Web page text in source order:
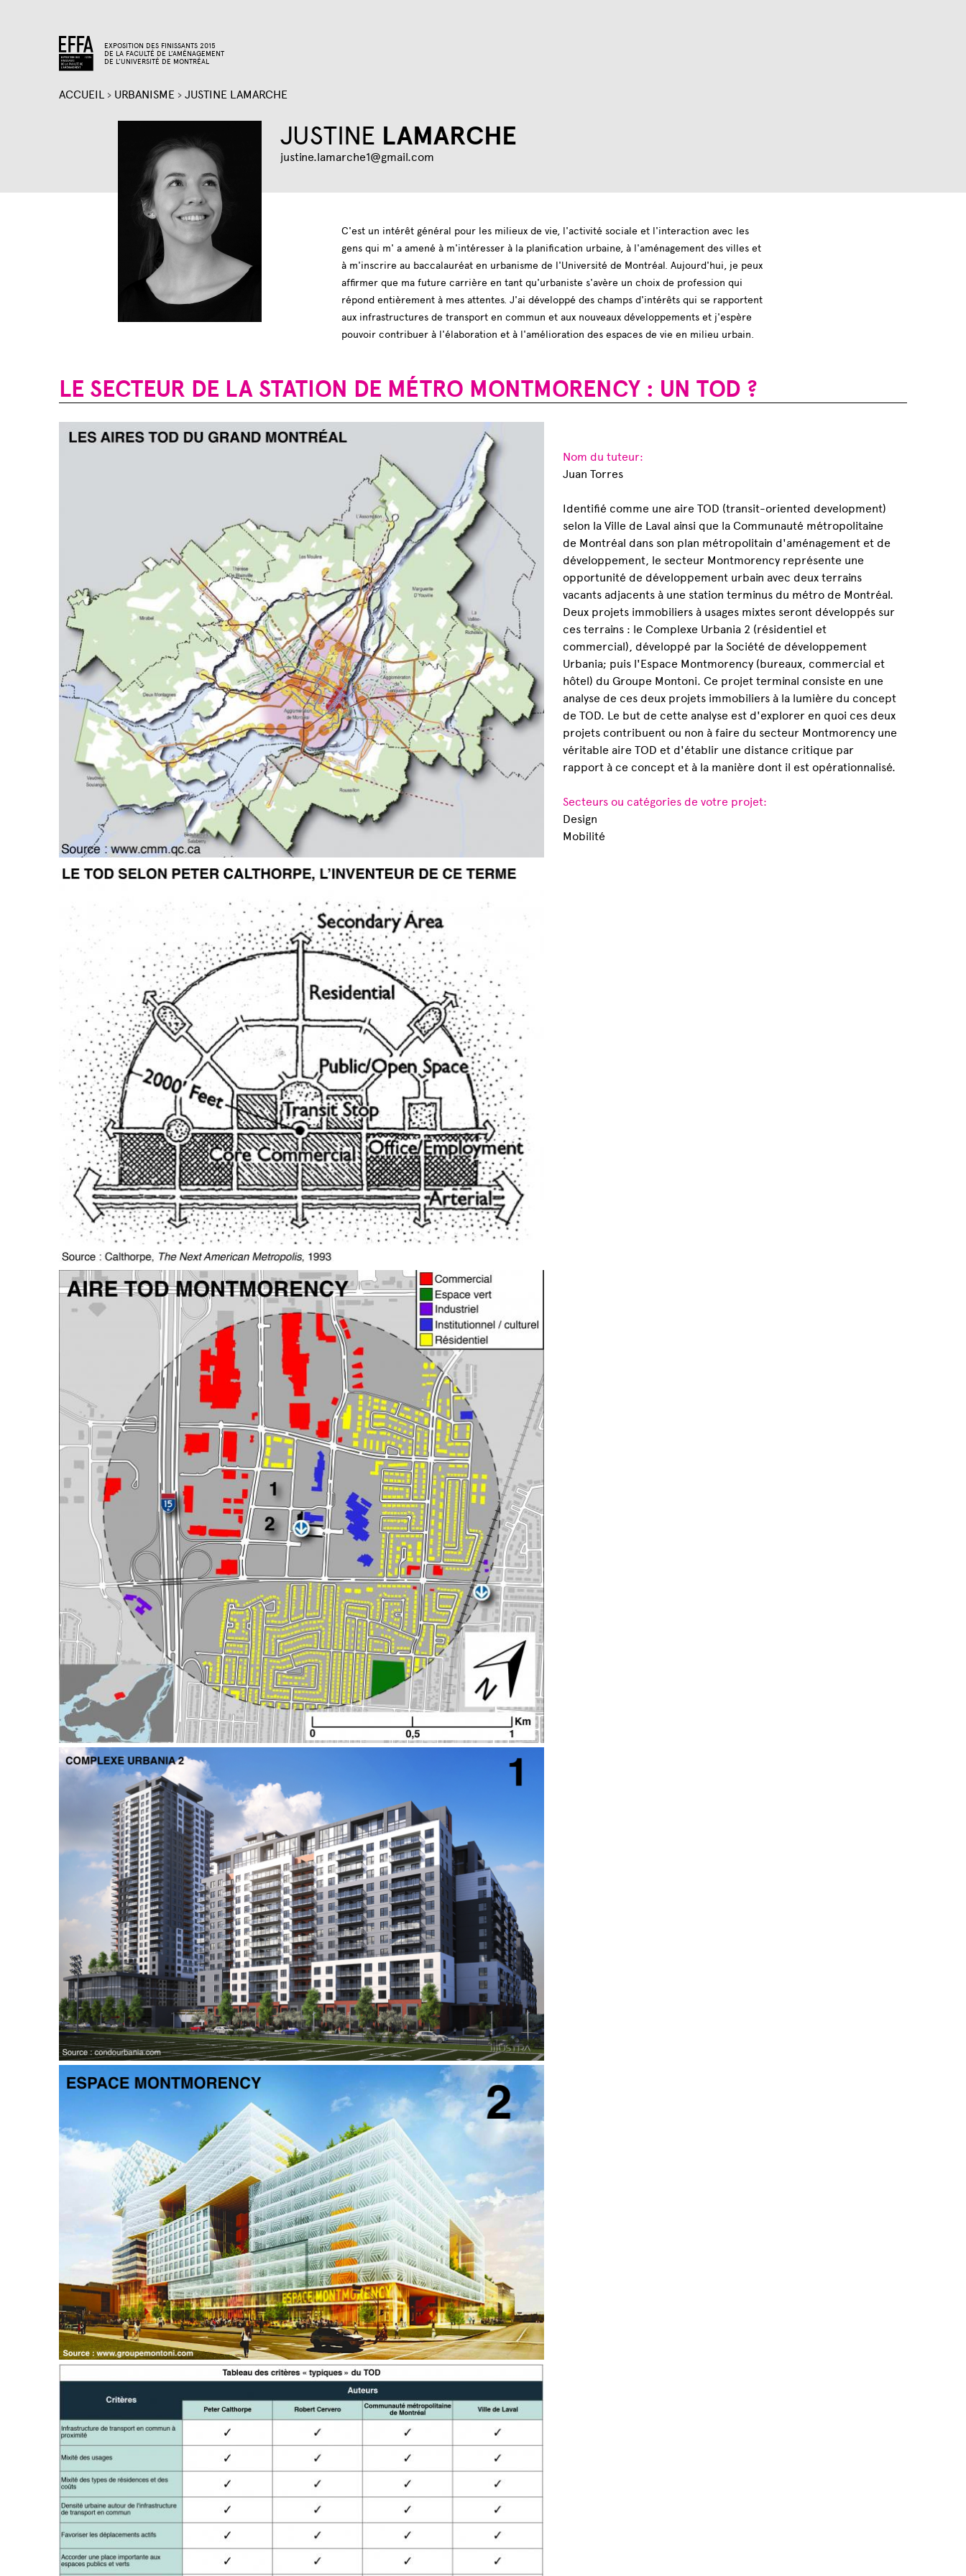
EXPOSITION DES FINISSANTS 2015
DE LA FACULTÉ DE L’AMÉNAGEMENT
DE L’UNIVERSITÉ DE MONTRÉAL
ICI
ACCUEIL › URBANISME ›JUSTINE LAMARCHE
JUSTINE LAMARCHE
justine.lamarche1@gmail.com
C'est un intérêt général pour les milieux de vie, l'activité sociale et l'interaction avec les
gens qui m' a amené à m'intéresser à la planification urbaine, à l'aménagement des villes et
à m'inscrire au baccalauréat en urbanisme de l'Université de Montréal. Aujourd'hui, je peux
affirmer que ma future carrière en tant qu'urbaniste s'avère un choix de profession qui
répond entièrement à mes attentes. J'ai développé des champs d'intérêts qui se rapportent
aux infrastructures de transport en commun et aux nouveaux développements et j'espère
pouvoir contribuer à l'élaboration et à l'amélioration des espaces de vie en milieu urbain.
LE SECTEUR DE LA STATION DE MÉTRO MONTMORENCY : UN TOD ?
Nom du tuteur:
Juan Torres
Identifié comme une aire TOD (transit-oriented development)
selon la Ville de Laval ainsi que la Communauté métropolitaine
de Montréal dans son plan métropolitain d'aménagement et de
développement, le secteur Montmorency représente une
opportunité de développement urbain avec deux terrains
vacants adjacents à une station terminus du métro de Montréal.
Deux projets immobiliers à usages mixtes seront développés sur
ces terrains : le Complexe Urbania 2 (résidentiel et
commercial), développé par la Société de développement
Urbania; puis l'Espace Montmorency (bureaux, commercial et
hôtel) du Groupe Montoni. Ce projet terminal consiste en une
analyse de ces deux projets immobiliers à la lumière du concept
de TOD. Le but de cette analyse est d'explorer en quoi ces deux
projets contribuent ou non à faire du secteur Montmorency une
véritable aire TOD et d'établir une distance critique par
rapport à ce concept et à la manière dont il est opérationnalisé.
Secteurs ou catégories de votre projet:
Design
Mobilité